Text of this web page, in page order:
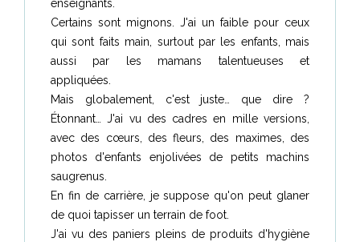
enseignants.
Certains sont mignons. J'ai un faible pour ceux
qui sont faits main, surtout par les enfants, mais
aussi par les mamans talentueuses et
appliquées.
Mais globalement, c'est juste… que dire ?
Étonnant… J'ai vu des cadres en mille versions,
avec des cœurs, des fleurs, des maximes, des
photos d'enfants enjolivées de petits machins
saugrenus.
En fin de carrière, je suppose qu'on peut glaner
de quoi tapisser un terrain de foot.
J'ai vu des paniers pleins de produits d'hygiène